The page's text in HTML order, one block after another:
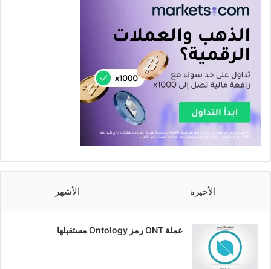
الأخيرة الأشهر
عملة ONT رمز Ontology مستقبلها